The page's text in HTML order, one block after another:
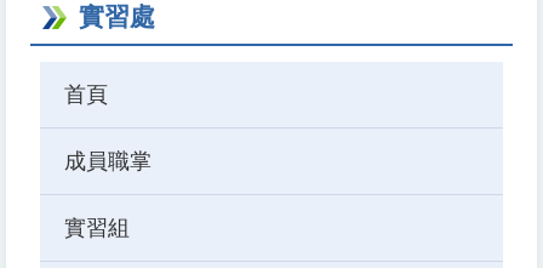
實習處
首頁
成員職掌
實習組